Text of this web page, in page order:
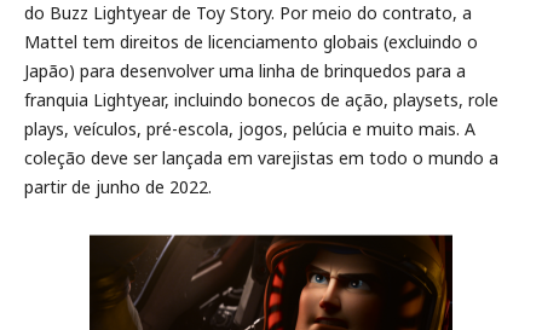
do Buzz Lightyear de Toy Story. Por meio do contrato, a
Mattel tem direitos de licenciamento globais (excluindo o
Japão) para desenvolver uma linha de brinquedos para a
franquia Lightyear, incluindo bonecos de ação, playsets, role
plays, veículos, pré-escola, jogos, pelúcia e muito mais. A
coleção deve ser lançada em varejistas em todo o mundo a
partir de junho de 2022.